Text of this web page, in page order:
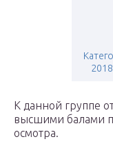
К данной группе
высшими балами
осмотра.